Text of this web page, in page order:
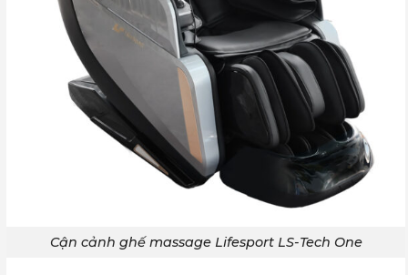
Cận cảnh ghế massage Lifesport LS-Tech One